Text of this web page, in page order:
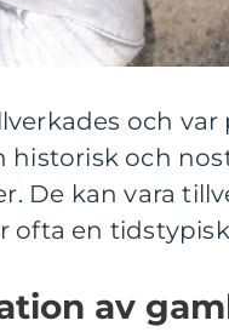
och
historisk och
De kan vara
ofta en
av